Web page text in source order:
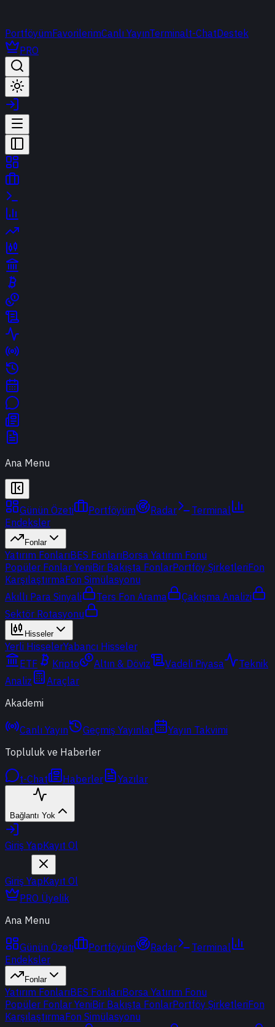
PortföyümFavorilerimCanlı YayınTerminalt-ChatDestek
PRO
Ana Menu
Günün Özeti Portföyüm Radar
Terminal
Endeksler
Fonlar
Yatırım FonlarıBES FonlarıBorsa Yatırım Fonu
Popüler Fonlar YeniBir Bakışta FonlarPortföy ŞirketleriFon
KarşılaştırmaFon Simülasyonu
Akıllı Para Sinyali
Ters Fon Arama
Çakışma Analizi
Sektör Rotasyonu
Hisseler
Yerli HisselerYabancı Hisseler
ETF
Kripto Altın & Döviz Vadeli Piyasa
Teknik
Analiz
Araçlar
Akademi
Canlı Yayın Geçmiş Yayınlar
Yayın Takvimi
Topluluk ve Haberler
t-Chat Haberler Yazılar
Bağlantı Yok
Giriş YapKayıt Ol
Giriş YapKayıt Ol
PRO Üyelik
Ana Menu
Günün Özeti Portföyüm Radar
Terminal
Endeksler
Fonlar
Yatırım FonlarıBES FonlarıBorsa Yatırım Fonu
Popüler Fonlar YeniBir Bakışta FonlarPortföy ŞirketleriFon
KarşılaştırmaFon Simülasyonu